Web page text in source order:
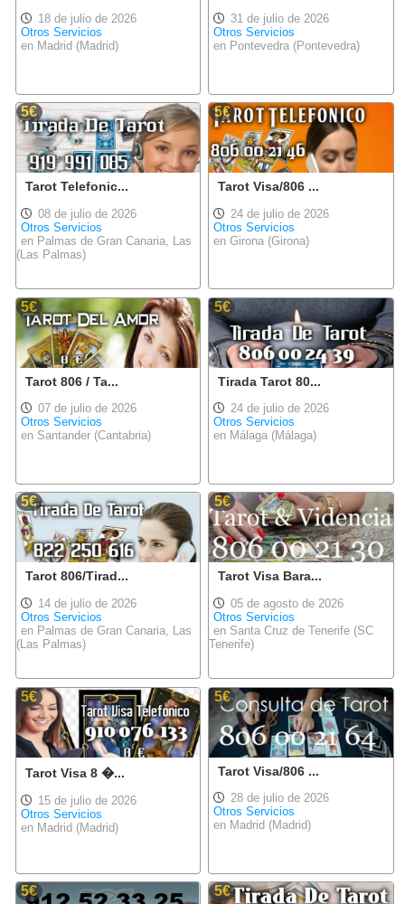
18 de julio de 2026
Otros Servicios
en Madrid (Madrid)
31 de julio de 2026
Otros Servicios
en Pontevedra (Pontevedra)
5€
Tarot Telefonic...
08 de julio de 2026
Otros Servicios
en Palmas de Gran Canaria, Las
(Las Palmas)
5€
Tarot Visa/806 ...
24 de julio de 2026
Otros Servicios
en Girona (Girona)
5€
Tarot 806 / Ta...
07 de julio de 2026
Otros Servicios
en Santander (Cantabria)
5€
Tirada Tarot 80...
24 de julio de 2026
Otros Servicios
en Málaga (Málaga)
5€
Tarot 806/Tirad...
14 de julio de 2026
Otros Servicios
en Palmas de Gran Canaria, Las
(Las Palmas)
5€
Tarot Visa Bara...
05 de agosto de 2026
Otros Servicios
en Santa Cruz de Tenerife (SC
Tenerife)
5€
Tarot Visa 8 �...
15 de julio de 2026
Otros Servicios
en Madrid (Madrid)
5€
Tarot Visa/806 ...
28 de julio de 2026
Otros Servicios
en Madrid (Madrid)
5€ 5€